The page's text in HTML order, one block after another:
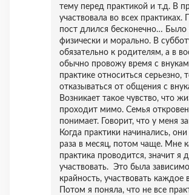
тему перед практикой и т.д. В
участвовала во всех
пост длился бесконечно…
физически и морально. В
обязательно к родителям, а в
обычно провожу время с
практике относиться серьезно,
отказываться от общения с
Возникает такое чувство, что
проходит мимо. Семья
понимает. Говорит, что у меня
Когда практики начинались,
раза в месяц, потом чаще. Мне
практика проводится, значит я
участвовать. Это была
крайность, участвовать каждое
Потом я поняла, что не все